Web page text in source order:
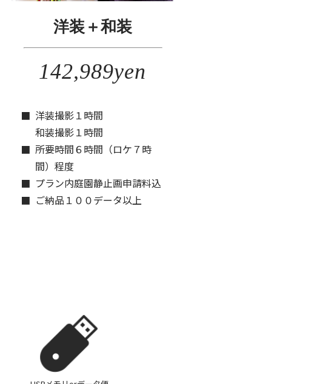
洋装＋和装
142,989yen
洋装撮影１時間
和装撮影１時間
所要時間６時間（ロケ７時
間）程度
プラン内庭園静止画申請料込
ご納品１００データ以上